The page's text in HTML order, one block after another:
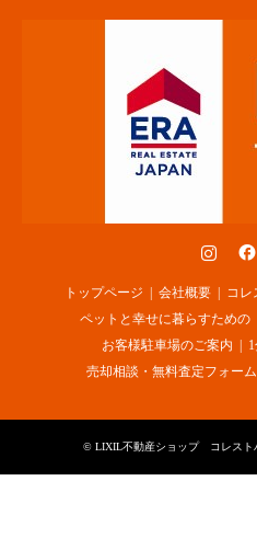
トップページ 会社概要
コレ
ペットと幸せに暮らすための
お客様駐車場のご案内
売却相談・無料査定フォーム
© LIXIL不動産ショップ コレスト